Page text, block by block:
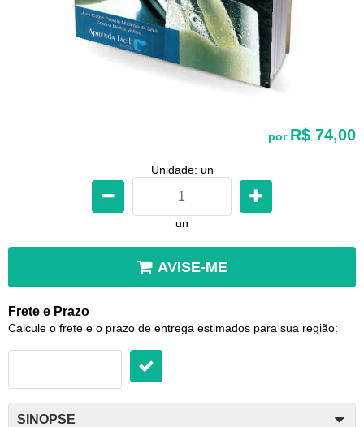
por R$ 74,00
Unidade: un
un
AVISE-ME
Frete e Prazo
Calcule o frete e o prazo de entrega estimados para sua região:
SINOPSE